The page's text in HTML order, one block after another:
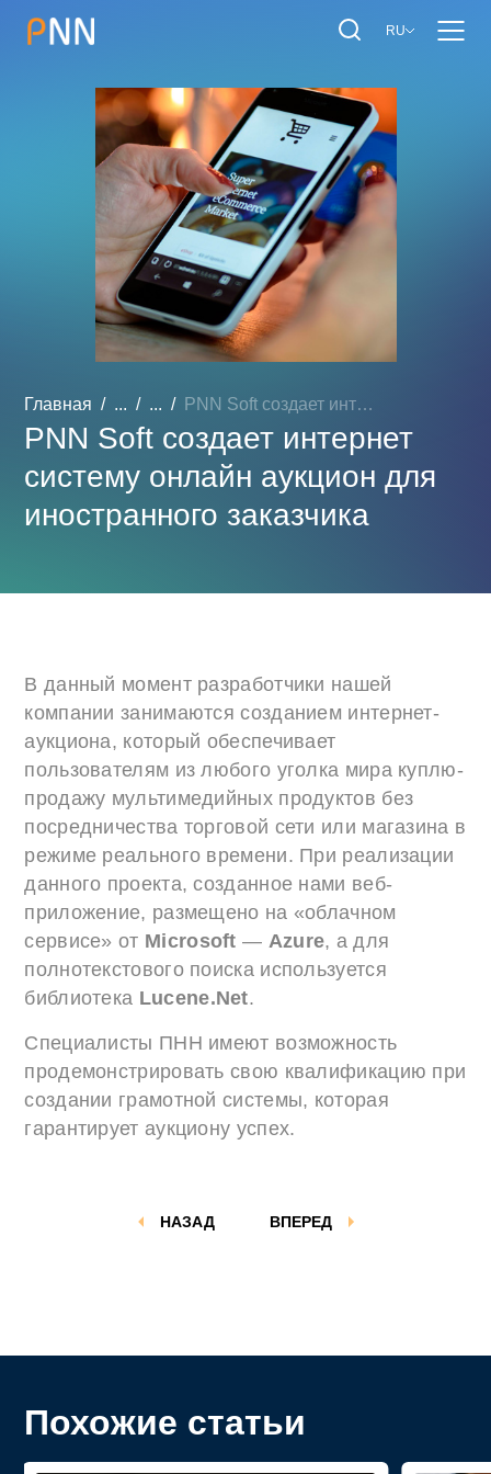
RU
Главная ... ... PNN Soft создает интернет...
PNN Soft создает интернет
систему онлайн аукцион для
иностранного заказчика
В данный момент разработчики нашей
компании занимаются созданием интернет-
аукциона, который обеспечивает
пользователям из любого уголка мира куплю-
продажу мультимедийных продуктов без
посредничества торговой сети или магазина в
режиме реального времени. При реализации
данного проекта, созданное нами веб-
приложение, размещено на «облачном
сервисе» от Microsoft — Azure, а для
полнотекстового поиска используется
библиотека Lucene.Net.
Специалисты ПНН имеют возможность
продемонстрировать свою квалификацию при
создании грамотной системы, которая
гарантирует аукциону успех.
ВПЕРЕД
НАЗАД
Похожие статьи